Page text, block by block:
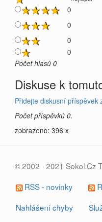
0
0
0
0
Počet hlasů 0
Diskuse k
Přidejte diskusní příspěvek
Počet příspěvků 0.
zobrazeno: 396 x
© 2002 - 2021 Sokol.Cz
RSS - novinky
Nahlášení chyby